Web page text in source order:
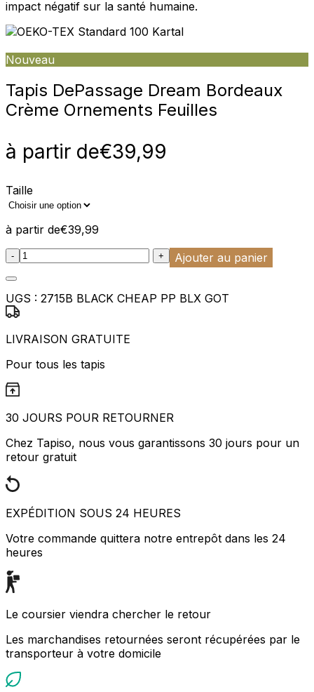
impact négatif sur la santé humaine.
Nouveau
Tapis DePassage Dream Bordeaux
Crème Ornements Feuilles
à partir de€39,99
Taille
à partir de€39,99
:product_name quantity
- + Ajouter au panier
UGS : 2715B BLACK CHEAP PP BLX GOT
LIVRAISON GRATUITE
Pour tous les tapis
30 JOURS POUR RETOURNER
Chez Tapiso, nous vous garantissons 30 jours pour un
retour gratuit
EXPÉDITION SOUS 24 HEURES
Votre commande quittera notre entrepôt dans les 24
heures
Le coursier viendra chercher le retour
Les marchandises retournées seront récupérées par le
transporteur à votre domicile